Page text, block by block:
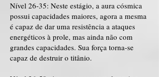
Nível 26-35: Neste estágio, a aura cósmica
possui capacidades maiores, agora a mesma
é capaz de dar uma resistência a ataques
energéticos à prole, mas ainda não com
grandes capacidades. Sua força torna-se
capaz de destruir o titânio.